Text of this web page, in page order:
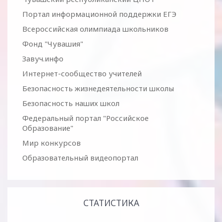
Портал информационной поддержки ЕГЭ
Всероссийская олимпиада школьников
Фонд "Чувашия"
Завуч.инфо
Интернет-сообщество учителей
Безопасность жизнедеятельности школы
Безопасность наших школ
Федеральный портал "Российское
Образование"
Мир конкурсов
Образовательный видеопортал
СТАТИСТИКА